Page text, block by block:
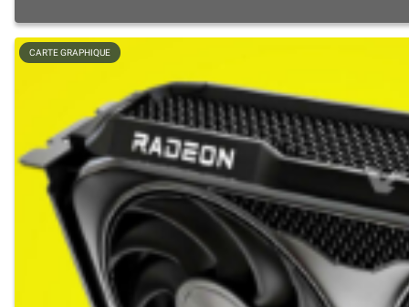
CARTE GRAPHIQUE